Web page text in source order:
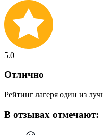
5.0
Отлично
Рейтинг лагеря один из
В отзывах отмечают: